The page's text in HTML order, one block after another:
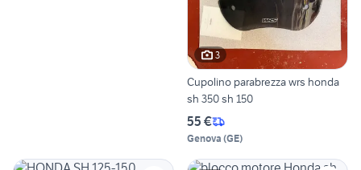
3
Cupolino parabrezza wrs honda
sh 350 sh 150
55 €
Genova (GE)